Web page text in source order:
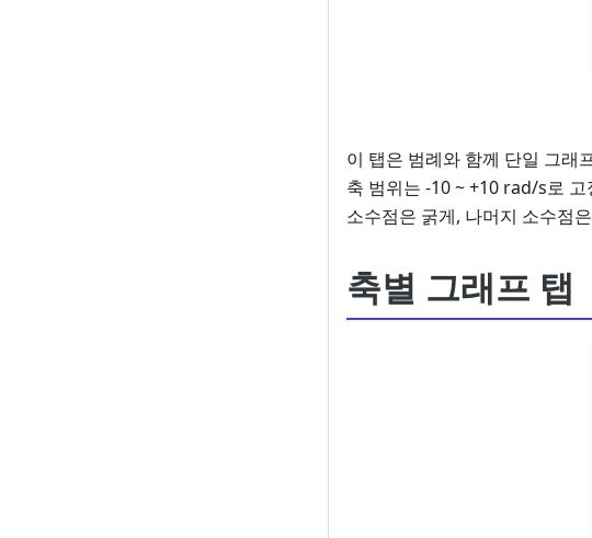
이 탭은 범례와 함께 단일 그래
축 범위는 -10 ~ +10 rad/s로
소수점은 굵게, 나머지 소수점
축별 그래프 탭